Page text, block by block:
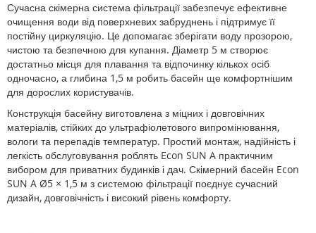
Сучасна скімерна система фільтрації забезпечує ефективне
очищення води від поверхневих забруднень і підтримує її
постійну циркуляцію. Це допомагає зберігати воду прозорою,
чистою та безпечною для купання. Діаметр 5 м створює
достатньо місця для плавання та відпочинку кількох осіб
одночасно, а глибина 1,5 м робить басейн ще комфортнішим
для дорослих користувачів.
Конструкція басейну виготовлена з міцних і довговічних
матеріалів, стійких до ультрафіолетового випромінювання,
вологи та перепадів температур. Простий монтаж, надійність і
легкість обслуговування роблять Econ SUN A практичним
вибором для приватних будинків і дач. Скімерний басейн Econ
SUN A Ø5 × 1,5 м з системою фільтрації поєднує сучасний
дизайн, довговічність і високий рівень комфорту.